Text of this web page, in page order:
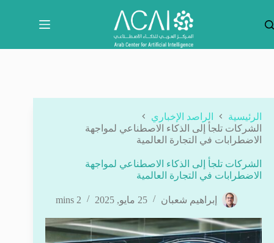
المحتوى
الرئيسية
الراصد الإخباري
الشركات تلجأ إلى الذكاء الاصطناعي لمواجهة
الاضطرابات في التجارة العالمية
الشركات تلجأ إلى الذكاء الاصطناعي لمواجهة
الاضطرابات في التجارة العالمية
إبراهيم شعبان 25 مايو, 2025 2 mins